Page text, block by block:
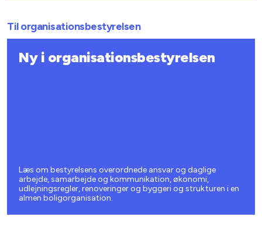
Til organisationsbestyrelsen
Ny i organisationsbestyrelsen
Læs om bestyrelsens overordnede ansvar og daglige
arbejde, samarbejde og kommunikation, økonomi,
udlejningsregler, renoveringer og byggeri og strukturen i en
almen boligorganisation.